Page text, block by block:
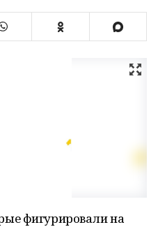
фигурировали на